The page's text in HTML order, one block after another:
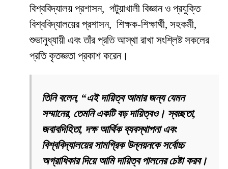
বিশ্ববিদ্যালয় প্রশাসন, পটুয়াখালী বিজ্ঞান ও প্রযুক্তি
বিশ্ববিদ্যালয়ের প্রশাসন, শিক্ষক-শিক্ষার্থী, সহকর্মী,
শুভানুধ্যায়ী এবং তাঁর প্রতি আস্থা রাখা সংশ্লিষ্ট সকলের
প্রতি কৃতজ্ঞতা প্রকাশ করেন।
তিনি বলেন, “এই দায়িত্ব আমার জন্য যেমন
সম্মানের, তেমনি একটি বড় দায়িত্বও। স্বচ্ছতা,
জবাবদিহিতা, দক্ষ আর্থিক ব্যবস্থাপনা এবং
বিশ্ববিদ্যালয়ের সামগ্রিক উন্নয়নকে সর্বোচ্চ
অগ্রাধিকার দিয়ে আমি দায়িত্ব পালনের চেষ্টা করব।